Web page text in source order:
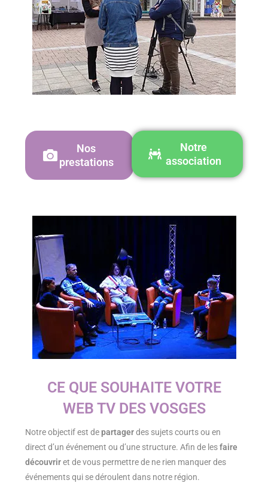
Nos
prestations
Notre
association
CE QUE SOUHAITE VOTRE
WEB TV DES VOSGES
Notre objectif est de partagerdes sujets courts ou en
direct d’un événement ou d’une structure. Afin de lesfaire
découvriret de vous permettre de ne rien manquer des
événements qui se déroulent dans notre région.